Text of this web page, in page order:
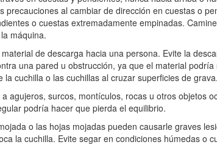
precauciones al cambiar de dirección en cuestas o
o cuestas extremadamente empinadas.
máquina.
de descarga hacia una persona. Evite la
una pared u obstrucción, ya que el material
la cuchilla o las cuchillas al cruzar superficies de grava.
a agujeros, surcos, montículos, rocas u otros objetos
podría hacer que pierda el equilibrio.
o las hojas mojadas pueden causarle graves
la cuchilla. Evite segar en condiciones húmedas o
los previstos podría ser peligroso para usted y para
instalada) antes de arrancar la máquina.
botón de arranque eléctrico se retira del
realice ninguna actividad que cause distracciones;
retire la batería de la máquina y espere a que
la máquina antes de dejarla desatendida o antes